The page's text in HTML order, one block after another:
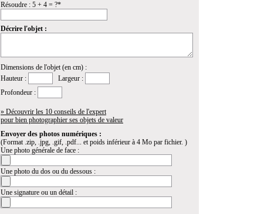
Résoudre : 5 + 4 = ?*
Décrire l'objet :
Dimensions de l'objet (en cm) :
Hauteur :
Largeur :
Profondeur :
» Découvrir les 10 conseils de l'expert
pour bien photographier ses objets de valeur
Envoyer des photos numériques :
(Format .zip, .jpg, .gif, .pdf... et poids inférieur à 4 Mo par fichier. )
Une photo générale de face :
Une photo du dos ou du dessous :
Une signature ou un détail :